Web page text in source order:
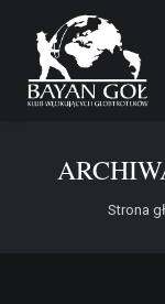
Jesteś
Strona